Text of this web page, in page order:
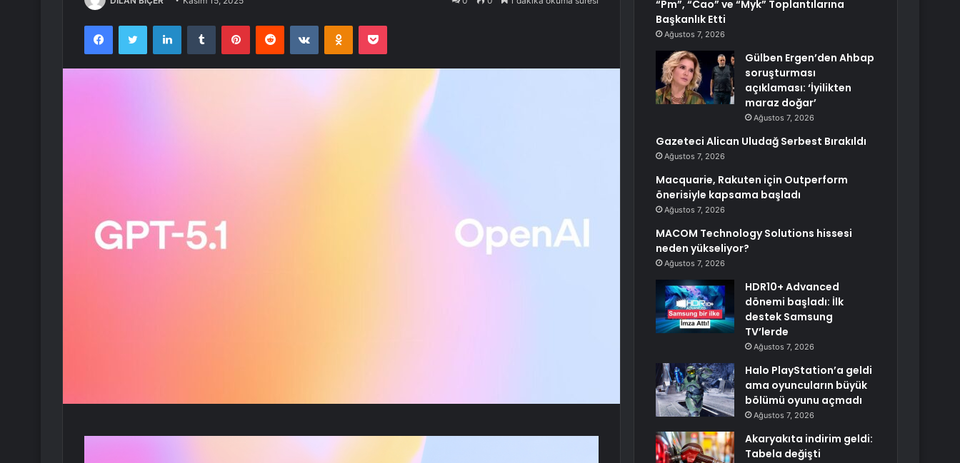
FacebookTwitter LinkedInTumblr PinterestReddit VKontakteOdnoklassniki
Pocket
“Pm”, “Cao” ve “Myk” Toplantılarına
Başkanlık Etti
Ağustos 7, 2026
Gülben Ergen’den Ahbap
soruşturması
açıklaması: ‘İyilikten
maraz doğar’
Ağustos 7, 2026
Gazeteci Alican Uludağ Serbest Bırakıldı
Ağustos 7, 2026
Macquarie, Rakuten için Outperform
önerisiyle kapsama başladı
Ağustos 7, 2026
MACOM Technology Solutions hissesi
neden yükseliyor?
Ağustos 7, 2026
HDR10+ Advanced
dönemi başladı: İlk
destek Samsung
TV’lerde
Ağustos 7, 2026
Halo PlayStation’a geldi
ama oyuncuların büyük
bölümü oyunu açmadı
Ağustos 7, 2026
Akaryakıta indirim geldi:
Tabela değişti